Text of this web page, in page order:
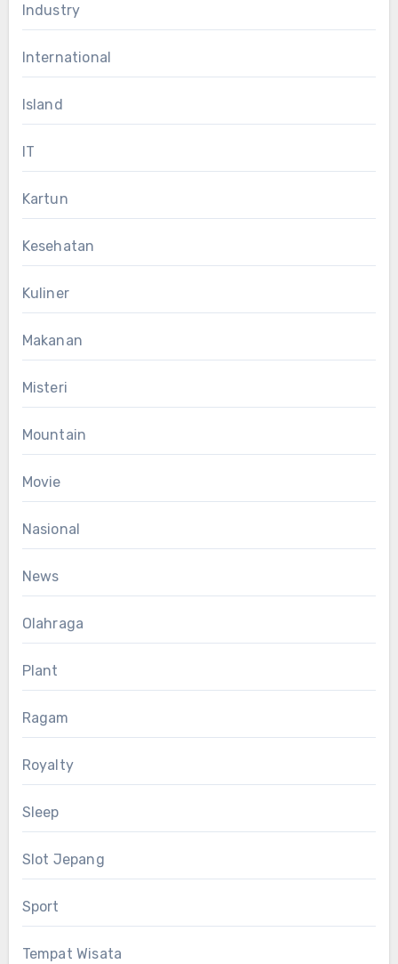
Industry
International
Island
IT
Kartun
Kesehatan
Kuliner
Makanan
Misteri
Mountain
Movie
Nasional
News
Olahraga
Plant
Ragam
Royalty
Sleep
Slot Jepang
Sport
Tempat Wisata